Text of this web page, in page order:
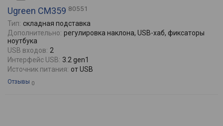
Ugreen CM359 80551
Тип: складная подставка
Дополнительно: регулировка наклона, USB-хаб, фиксаторы
ноутбука
USB входов: 2
Интерфейс USB: 3.2 gen1
Источник питания: от USB
Отзывы 0